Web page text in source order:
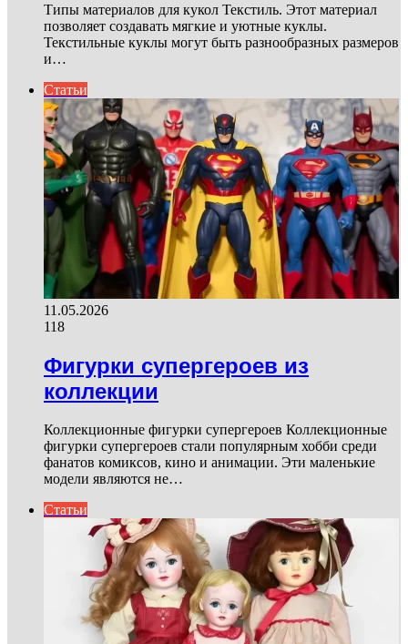
Типы материалов для кукол Текстиль. Этот материал
позволяет создавать мягкие и уютные куклы.
Текстильные куклы могут быть разнообразных размеров
и…
Статьи
11.05.2026
118
Фигурки супергероев из
коллекции
Коллекционные фигурки супергероев Коллекционные
фигурки супергероев стали популярным хобби среди
фанатов комиксов, кино и анимации. Эти маленькие
модели являются не…
Статьи